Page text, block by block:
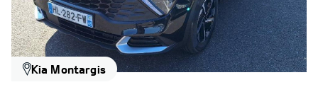
Kia Montargis